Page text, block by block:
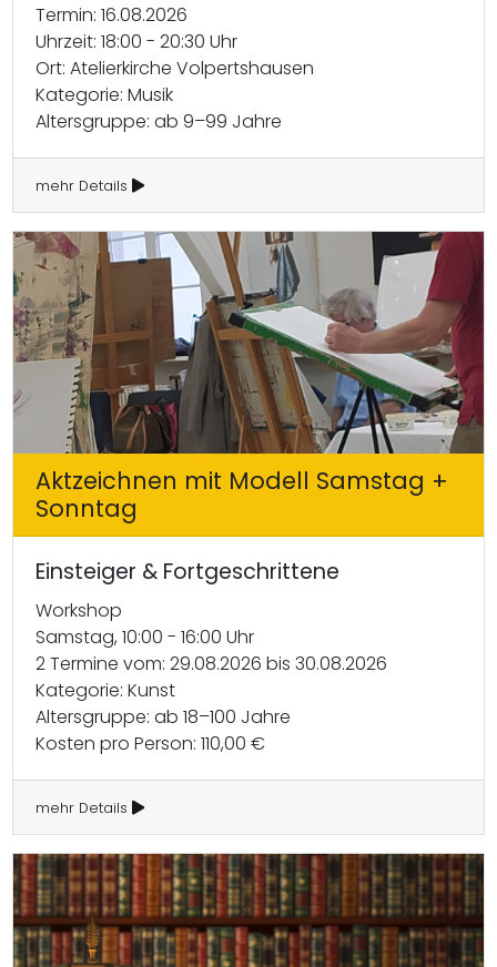
Termin: 16.08.2026
Uhrzeit: 18:00 - 20:30 Uhr
Ort: Atelierkirche Volpertshausen
Kategorie: Musik
Altersgruppe: ab 9–99 Jahre
mehr Details
Aktzeichnen mit Modell Samstag +
Sonntag
Einsteiger & Fortgeschrittene
Workshop
Samstag, 10:00 - 16:00 Uhr
2 Termine vom: 29.08.2026 bis 30.08.2026
Kategorie: Kunst
Altersgruppe: ab 18–100 Jahre
Kosten pro Person: 110,00 €
mehr Details